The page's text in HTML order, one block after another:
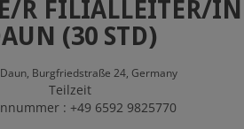
R FILIALLEITER/
(30 STD)
Daun, Burgfriedstraße 24, Germany
Teilzeit
: +49 6592 9825770